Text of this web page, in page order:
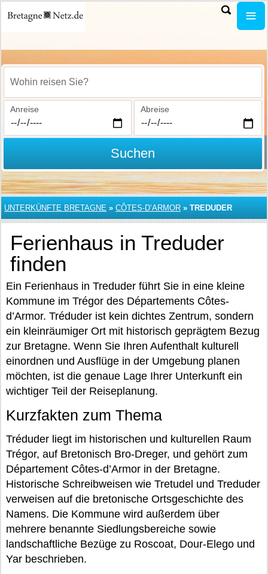
Wohin reisen Sie?
Anreise Abreise
Suchen
UNTERKÜNFTE BRETAGNE » CÔTES-D’ARMOR » TREDUDER
Ferienhaus in Treduder
finden
Ein Ferienhaus in Treduder führt Sie in eine kleine
Kommune im Trégor des Départements Côtes-
d’Armor. Tréduder ist kein dichtes Zentrum, sondern
ein kleinräumiger Ort mit historisch geprägtem Bezug
zur Bretagne. Wenn Sie Ihren Aufenthalt kulturell
einordnen und Ausflüge in der Umgebung planen
möchten, ist die genaue Lage Ihrer Unterkunft ein
wichtiger Teil der Reiseplanung.
Kurzfakten zum Thema
Tréduder liegt im historischen und kulturellen Raum
Trégor, auf Bretonisch Bro-Dreger, und gehört zum
Département Côtes-d’Armor in der Bretagne.
Historische Schreibweisen wie Tretudel und Treduder
verweisen auf die bretonische Ortsgeschichte des
Namens. Die Kommune wird außerdem über
mehrere benannte Siedlungsbereiche sowie
landschaftliche Bezüge zu Roscoat, Dour-Elego und
Yar beschrieben.